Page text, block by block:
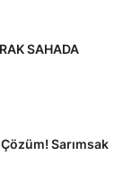
SAHADA
Sarımsak